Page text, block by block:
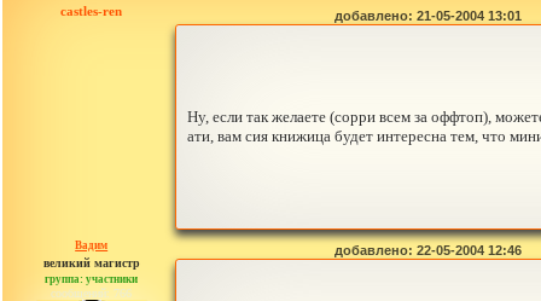
castles-ren добавлено: 21-05-2004 13:01
Ну, если так желаете (сорри всем за оффтоп),
ати, вам сия книжица будет интересна тем, что
Вадим
великий магистр
группа: участники
сообщений: 766
добавлено: 22-05-2004 12:46